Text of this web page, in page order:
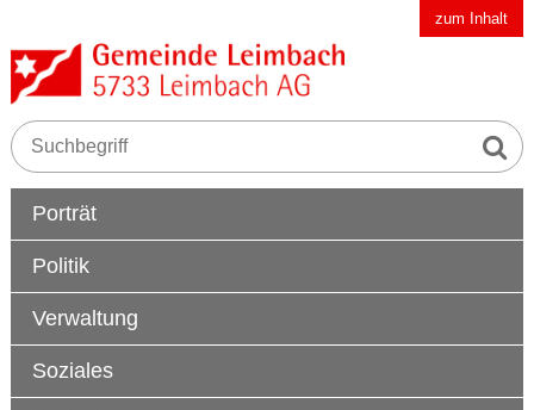
Navigieren in der Gemeinde Leimbach AGzum Inhalt
Suchbegriff
Suche
Hauptnavigation
Porträt
Politik
Verwaltung
Soziales